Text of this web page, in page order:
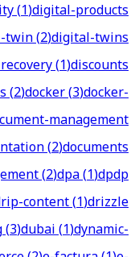
(1)digital-products
twin(2)digital-twins
(1)discounts
(2)docker(3)docker-
management
(2)documents
(2)dpa(1)dpdp
content(1)drizzle
(3)dubai(1)dynamic-